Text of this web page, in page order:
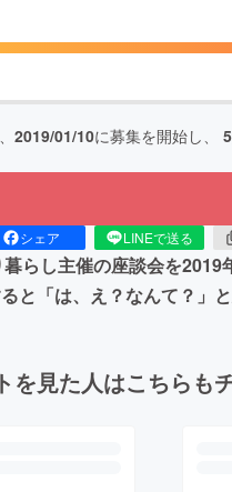
2019/01/10に募集を開始し、 5
シェア LINEで送る
らし主催の座談会を2019
と「は、え？なんて？」
を見た人はこちらも